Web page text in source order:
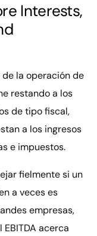
Interests,
la operación de
restando a los
de tipo fiscal,
a los ingresos
e impuestos.
fielmente si un
a veces es
empresas,
acerca